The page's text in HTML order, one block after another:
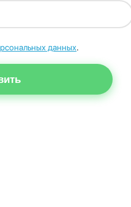
данных.